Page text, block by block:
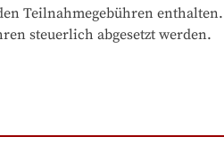
Teilnahmegebühren
steuerlich abgesetzt werden.